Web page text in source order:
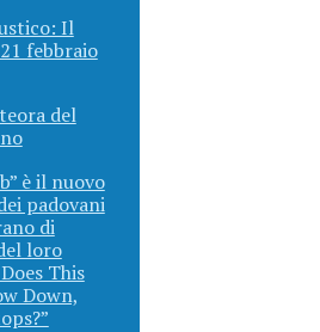
Il
febbraio
del
è il nuovo
padovani
di
loro
This
Down,